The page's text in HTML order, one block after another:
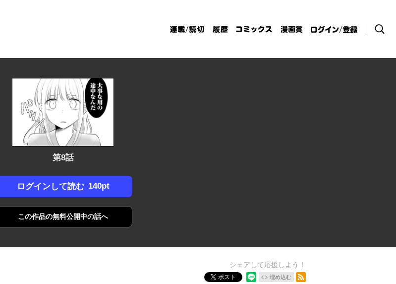
連載/読切 履歴 コミックス 漫画賞
ログイン / 登
録
検索
第8話
ログインして読む 140pt
この作品の無料公開中の話へ
シェアして応援しよう！
ポスト 埋め込む